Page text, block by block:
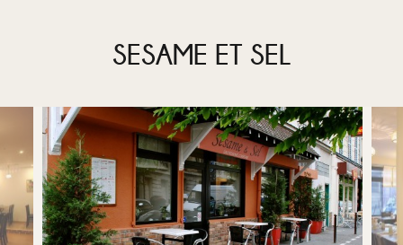
SESAME ET SEL